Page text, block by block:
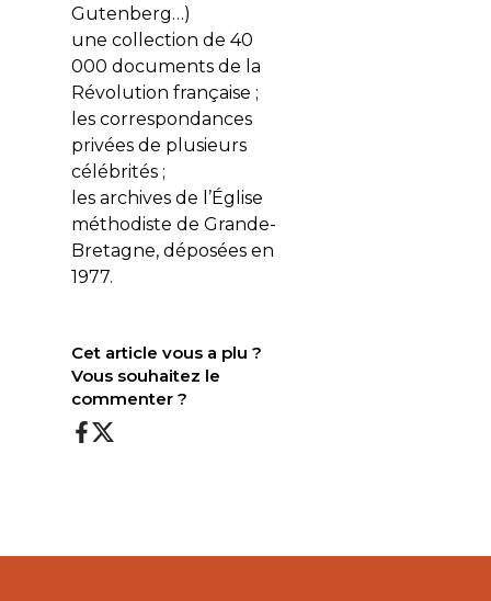
Gutenberg…)
une collection de 40
000 documents de la
Révolution française ;
les correspondances
privées de plusieurs
célébrités ;
les archives de l’Église
méthodiste de Grande-
Bretagne, déposées en
1977.
Cet article vous a plu ?
Vous souhaitez le
commenter ?